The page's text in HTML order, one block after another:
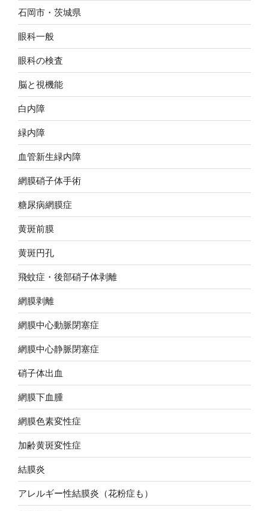
石岡市・茨城県
眼科一般
眼科の検査
脳と視機能
白内障
緑内障
血管新生緑内障
網膜硝子体手術
糖尿病網膜症
黄斑前膜
黄斑円孔
飛蚊症・後部硝子体剥離
網膜剥離
網膜中心動脈閉塞症
網膜中心静脈閉塞症
硝子体出血
網膜下血腫
網膜色素変性症
加齢黄斑変性症
結膜炎
アレルギー性結膜炎（花粉症も）